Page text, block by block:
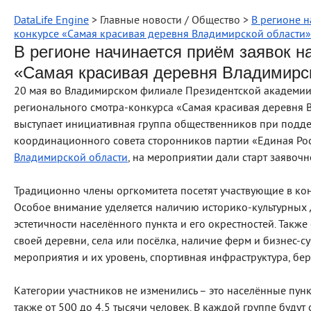
DataLife Engine > Главные новости / Общество > В регионе
конкурсе «Самая красивая деревня Владимирской области»
В регионе начинается приём заявок
«Самая красивая деревня
20 мая во Владимирском филиале Президентской академии
регионального смотра-конкурса «Самая красивая
выступает инициативная группа общественников при
координационного совета сторонников партии «Единая
Владимирской области, на мероприятии дали старт
Традиционно члены оргкомитета посетят участвующие в
Особое внимание уделяется наличию историко-
эстетичности населённого пункта и его окрестностей.
своей деревни, села или посёлка, наличие ферм и бизнес-
мероприятия и их уровень, спортивная инфраструктура,
Категории участников не изменились – это населённые
также от 500 до 4,5 тысячи человек. В каждой группе